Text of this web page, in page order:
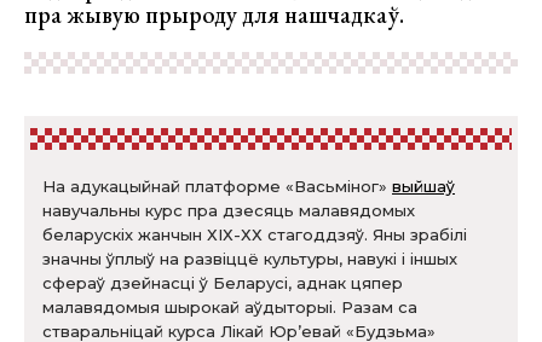
пра жывую прыроду для нашчадкаў.
На адукацыйнай платформе «Васьміног» выйшаў
навучальны курс пра дзесяць малавядомых
беларускіх жанчын ХІХ-ХХ стагоддзяў. Яны зрабілі
значны ўплыў на развіццё культуры, навукі і іншых
сфераў дзейнасці ў Беларусі, аднак цяпер
малавядомыя шырокай аўдыторыі. Разам са
стваральніцай курса Лікай Юр’евай «Будзьма»